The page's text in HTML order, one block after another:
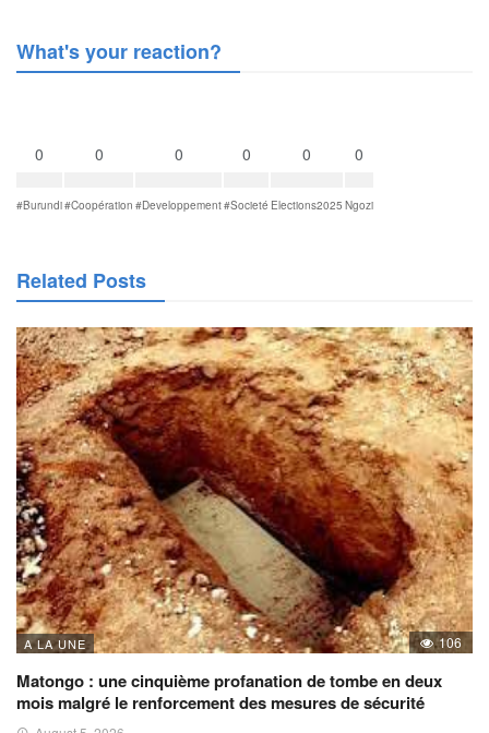
What's your reaction?
0
#Burundi
0
#Coopération
0
#Developpement
0
#Societé
0
Elections2025
0
Ngozi
Related Posts
A LA UNE 106
Matongo : une cinquième profanation de tombe en deux
mois malgré le renforcement des mesures de sécurité